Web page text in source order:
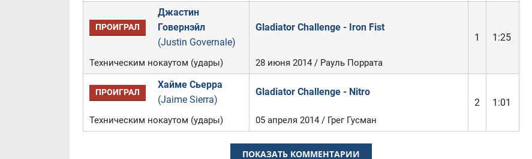
ПРОИГРАЛ
Джастин
Говернэйл
(Justin Governale)
Gladiator Challenge - Iron Fist
1
1:25
Техническим нокаутом (удары) 28 июня 2014 / Рауль Поррата
ПРОИГРАЛ
Хайме Сьерра
(Jaime Sierra)
Gladiator Challenge - Nitro
2
1:01
Техническим нокаутом (удары) 05 апреля 2014 / Грег Гусман
ПОКАЗАТЬ КОММЕНТАРИИ